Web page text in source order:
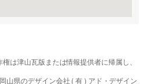
は津山瓦版または情報提供者に帰属し、
山県のデザイン会社 ( 有 ) アド・デザイン